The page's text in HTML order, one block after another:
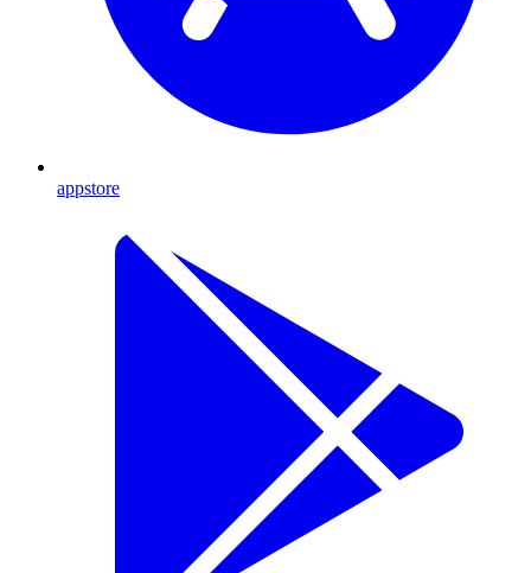
appstore